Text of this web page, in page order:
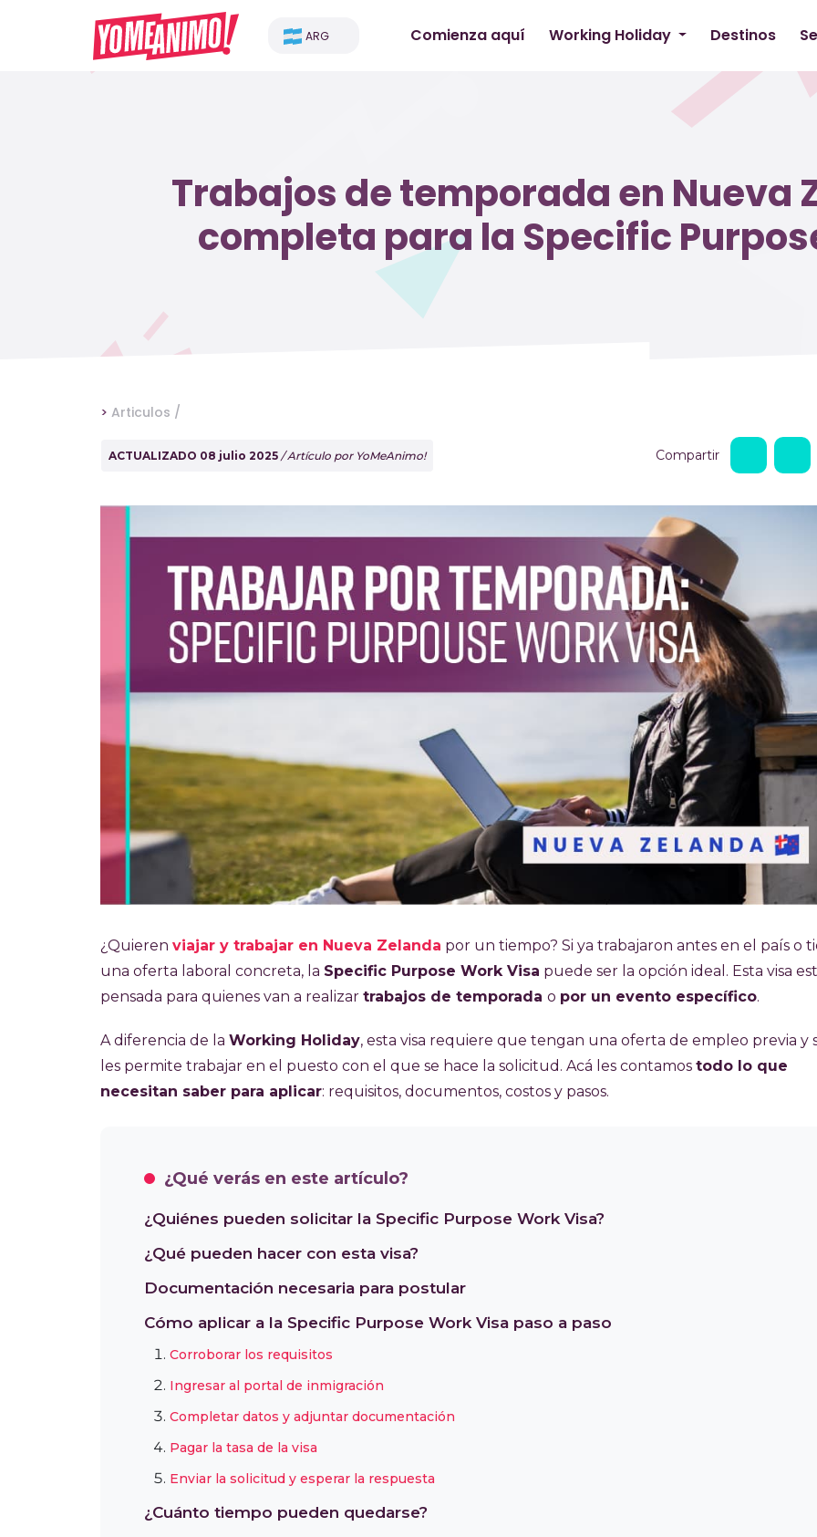
ARG Comienza aquí Working Holiday Destinos
Trabajos de temporada en Nueva
completa para la Specific
> Articulos /
ACTUALIZADO 08 julio 2025 / Artículo por YoMeAnimo! Compartir
¿Quieren viajar y trabajar en Nueva Zelanda por un tiempo? Si ya trabajaron antes en el país o
una oferta laboral concreta, la Specific Purpose Work Visa puede ser la opción ideal. Esta visa
pensada para quienes van a realizar trabajos de temporada o por un evento específico.
A diferencia de la Working Holiday, esta visa requiere que tengan una oferta de empleo previa y
les permite trabajar en el puesto con el que se hace la solicitud. Acá les contamos todo lo que
necesitan saber para aplicar: requisitos, documentos, costos y pasos.
¿Qué verás en este artículo?
¿Quiénes pueden solicitar la Specific Purpose Work Visa?
¿Qué pueden hacer con esta visa?
Documentación necesaria para postular
Cómo aplicar a la Specific Purpose Work Visa paso a paso
Corroborar los requisitos
Ingresar al portal de inmigración
Completar datos y adjuntar documentación
Pagar la tasa de la visa
Enviar la solicitud y esperar la respuesta
¿Cuánto tiempo pueden quedarse?